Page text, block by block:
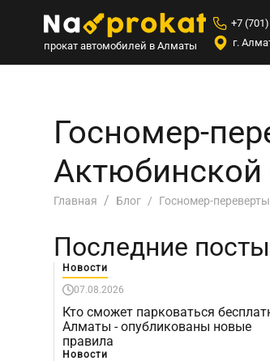
прокат автомобилей в Алматы
+7
г.
Госномер-
Актюбинской
Главная Блог Госномер-
Последние посты
Новости
07.08.2026
Кто сможет парковаться
Алматы - опубликованы новые
правила
Новости